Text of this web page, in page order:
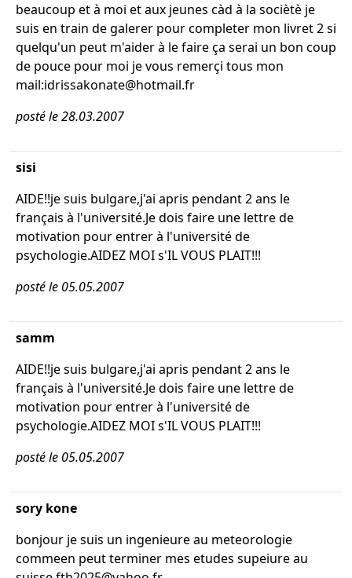
beaucoup et à moi et aux jeunes càd à la sociètè je
suis en train de galerer pour completer mon livret 2 si
quelqu'un peut m'aider à le faire ça serai un bon coup
de pouce pour moi je vous remerçi tous mon
mail:idrissakonate@hotmail.fr
posté le 28.03.2007
sisi
AIDE!!je suis bulgare,j'ai apris pendant 2 ans le
français à l'université.Je dois faire une lettre de
motivation pour entrer à l'université de
psychologie.AIDEZ MOI s'IL VOUS PLAIT!!!
posté le 05.05.2007
samm
AIDE!!je suis bulgare,j'ai apris pendant 2 ans le
français à l'université.Je dois faire une lettre de
motivation pour entrer à l'université de
psychologie.AIDEZ MOI s'IL VOUS PLAIT!!!
posté le 05.05.2007
sory kone
bonjour je suis un ingenieure au meteorologie
commeen peut terminer mes etudes supeiure au